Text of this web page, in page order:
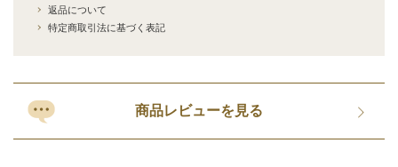
返品について
特定商取引法に基づく表記
商品レビューを見る